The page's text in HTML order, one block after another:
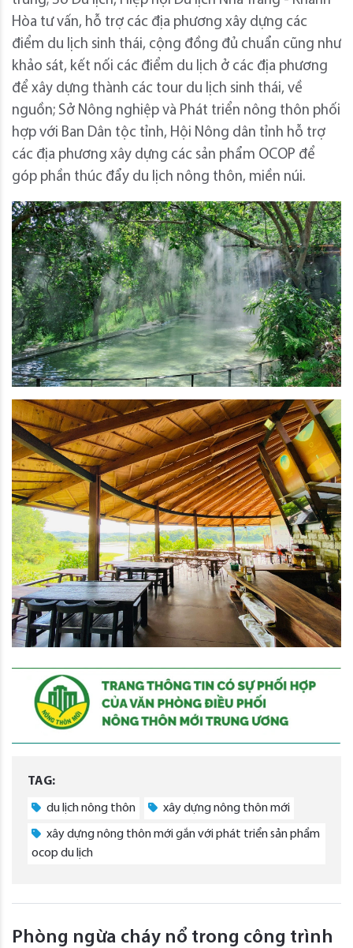
Hòa tư vấn, hỗ trợ các địa phương xây dựng các
điểm du lịch sinh thái, cộng đồng đủ chuẩn cũng như
khảo sát, kết nối các điểm du lịch ở các địa phương
để xây dựng thành các tour du lịch sinh thái, về
nguồn; Sở Nông nghiệp và Phát triển nông thôn phối
hợp với Ban Dân tộc tỉnh, Hội Nông dân tỉnh hỗ trợ
các địa phương xây dựng các sản phẩm OCOP để
góp phần thúc đẩy du lịch nông thôn, miền núi.
TAG:
du lịch nông thôn xây dựng nông thôn mới
xây dựng nông thôn mới gắn với phát triển sản phẩm
ocop du lịch
Phòng ngừa cháy nổ trong công trình